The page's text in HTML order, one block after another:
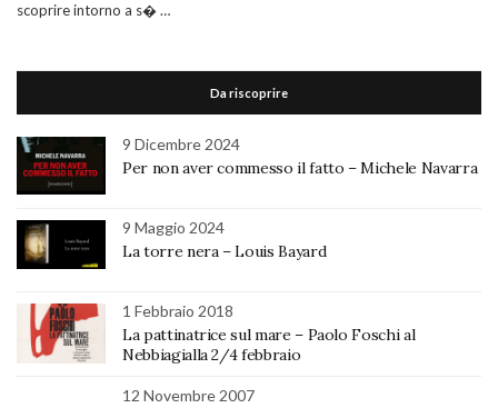
scoprire intorno a s� …
Da riscoprire
9 Dicembre 2024
Per non aver commesso il fatto – Michele Navarra
9 Maggio 2024
La torre nera – Louis Bayard
1 Febbraio 2018
La pattinatrice sul mare – Paolo Foschi al
Nebbiagialla 2/4 febbraio
12 Novembre 2007